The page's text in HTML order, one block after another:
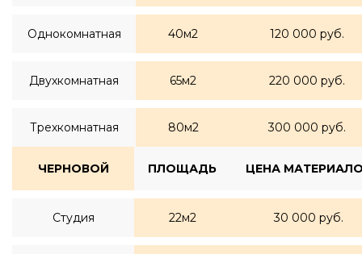
Однокомнатная 40м2 120 000 руб.
Двухкомнатная 65м2 220 000 руб.
Трехкомнатная 80м2 300 000 руб.
ЧЕРНОВОЙ ПЛОЩАДЬ ЦЕНА
Студия 22м2 30 000 руб.